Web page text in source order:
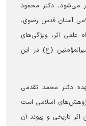
می‌شود، دکتر محمود
آستان قدس رضوی،
علمی اثر، ویژگی‌های
(ع) در این
دکتر محمد تقدمی
اسلامی است
تاریخی و پیوند آن